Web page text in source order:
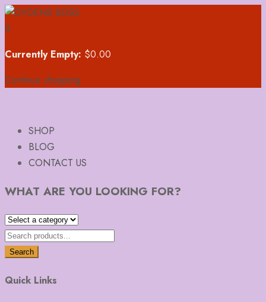
0
Currently Empty: $0.00
Continue shopping
SHOP
BLOG
CONTACT US
WHAT ARE YOU LOOKING FOR?
Search
Quick Links